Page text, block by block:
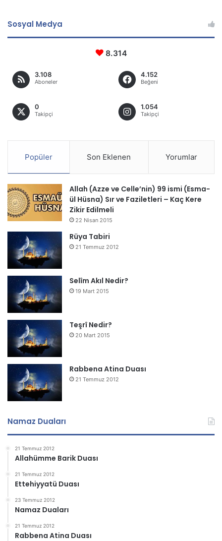
Sosyal Medya
8.314
3.108
Aboneler
4.152
Beğeni
0
Takipçi
1.054
Takipçi
Popüler Son Eklenen Yorumlar
Allah (Azze ve Celle’nin) 99 ismi (Esma-
ül Hüsna) Sır ve Faziletleri – Kaç Kere
Zikir Edilmeli
22 Nisan 2015
Rüya Tabiri
21 Temmuz 2012
Selîm Akıl Nedir?
19 Mart 2015
Teşrî Nedir?
20 Mart 2015
Rabbena Atina Duası
21 Temmuz 2012
Namaz Duaları
21 Temmuz 2012
Allahümme Barik Duası
21 Temmuz 2012
Ettehiyyatü Duası
23 Temmuz 2012
Namaz Duaları
21 Temmuz 2012
Rabbena Atina Duası